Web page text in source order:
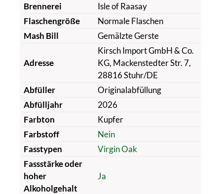
Brennerei
Isle of Raasay
Flaschengröße
Normale Flaschen
Mash Bill
Gemälzte Gerste
Adresse
Kirsch Import GmbH & Co.
KG, Mackenstedter Str. 7,
28816 Stuhr/DE
Abfüller
Originalabfüllung
Abfülljahr
2026
Farbton
Kupfer
Farbstoff
Nein
Fasstypen
Virgin Oak
Fassstärke oder
hoher
Alkoholgehalt
Ja